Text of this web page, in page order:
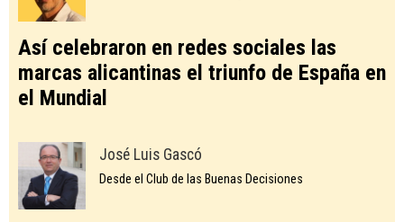
Así celebraron en redes sociales las
marcas alicantinas el triunfo de España en
el Mundial
José Luis Gascó
Desde el Club de las Buenas Decisiones